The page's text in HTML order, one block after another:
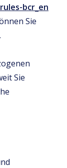
bcr_en
Sie
Sie